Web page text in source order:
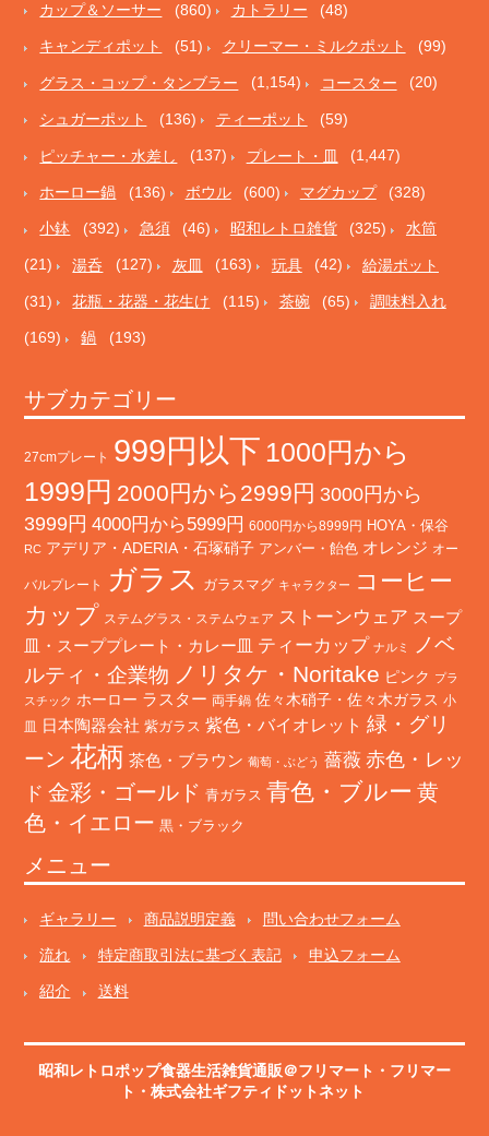
カップ＆ソーサー (860) カトラリー (48)
キャンディポット (51) クリーマー・ミルクポット (99)
グラス・コップ・タンブラー (1,154) コースター (20)
シュガーポット (136) ティーポット (59)
ピッチャー・水差し (137) プレート・皿 (1,447)
ホーロー鍋 (136) ボウル (600) マグカップ (328)
小鉢 (392) 急須 (46) 昭和レトロ雑貨 (325) 水筒
(21) 湯呑 (127) 灰皿 (163) 玩具 (42) 給湯ポット
(31) 花瓶・花器・花生け (115) 茶碗 (65) 調味料入れ
(169) 鍋 (193)
サブカテゴリー
27cmプレート 999円以下 1000円から
1999円 2000円から2999円 3000円から
3999円 4000円から5999円 6000円から8999円 HOYA・保谷
RC アデリア・ADERIA・石塚硝子 アンバー・飴色 オレンジ オー
バルプレート ガラス ガラスマグ キャラクター
コーヒー
カップ ステムグラス・ステムウェア ストーンウェア スープ
皿・スーププレート・カレー皿 ティーカップ ナルミ
ノベ
ルティ・企業物 ノリタケ・Noritake ピンク プラ
スチック ホーロー ラスター 両手鍋 佐々木硝子・佐々木ガラス 小
皿
日本陶器会社 紫ガラス 紫色・バイオレット 緑・グリ
ーン 花柄 茶色・ブラウン 葡萄・ぶどう 薔薇 赤色・レッ
ド 金彩・ゴールド 青ガラス 青色・ブルー 黄
色・イエロー 黒・ブラック
メニュー
ギャラリー 商品説明定義 問い合わせフォーム
流れ 特定商取引法に基づく表記 申込フォーム
紹介 送料
昭和レトロポップ食器生活雑貨通販＠フリマート ・ フリマー
ト ・株式会社ギフティドットネット